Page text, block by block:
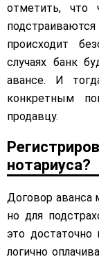
отметить, что
происходит
случаях банк
авансе. И
конкретным
продавцу.
нотариуса?
Договор аванса
но для
это достаточно
логично